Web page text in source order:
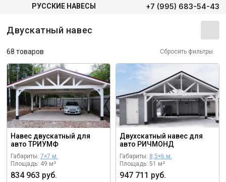
РУССКИЕ НАВЕСЫ +7 (995) 683-54-43
Двускатный навес
68 товаров Сбросить фильтры
Навес двускатный для
авто ТРИУМФ
Габариты: 7×7 м.
Площадь: 49 м²
834 963 руб.
Двухскатный навес для
авто РИЧМОНД
Габариты: 8,5×6 м.
Площадь: 51 м²
947 711 руб.